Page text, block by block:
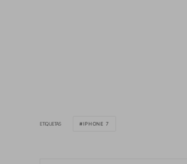
ETIQUETAS IPHONE 7